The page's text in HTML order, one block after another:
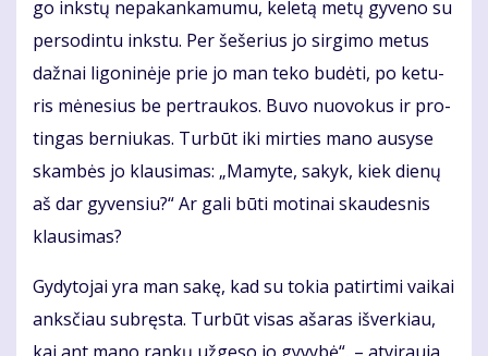
go inks­tų ne­pa­kan­ka­mu­mu, ke­le­tą me­tų gy­ve­no su
per­so­din­tu inks­tu. Per še­še­rius jo sir­gi­mo me­tus
daž­nai li­go­ni­nė­je prie jo man te­ko bu­dė­ti, po ke­tu­
ris mė­ne­sius be per­trau­kos. Bu­vo nuo­vo­kus ir pro­
tin­gas ber­niu­kas. Tur­būt iki mir­ties ma­no au­sy­se
skam­bės jo klau­si­mas: „Ma­my­te, sa­kyk, kiek die­nų
aš dar gy­ven­siu?“ Ar ga­li bū­ti mo­ti­nai skau­des­nis
klau­si­mas?
Gy­dy­to­jai yra man sa­kę, kad su to­kia pa­tir­ti­mi vai­kai
anks­čiau su­bręs­ta. Tur­būt vi­sas aša­ras iš­ver­kiau,